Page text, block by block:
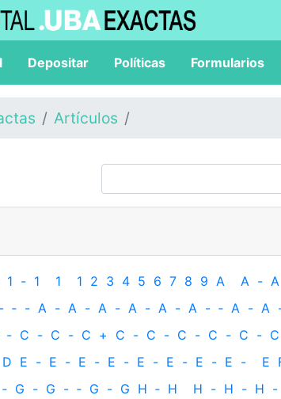
Depositar Políticas Formularios
Artículos
1 - 1 1 1 2 3 4 5 6 7 8 9 A A - A
- ‐ - A - A - A - A - A - A - ‐ A - A
- C - C - C + C - C - C - C - C - C
D E - E - E - E - E - E - E - E - E
‐ G - G - ‐ G - G H ‐ H H - H - H -